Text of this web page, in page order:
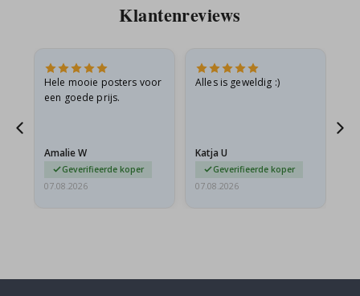
Klantenreviews
Hele mooie posters voor
een goede prijs.
Amalie W
Geverifieerde koper
07.08.2026
Alles is geweldig :)
Katja U
Geverifieerde koper
07.08.2026